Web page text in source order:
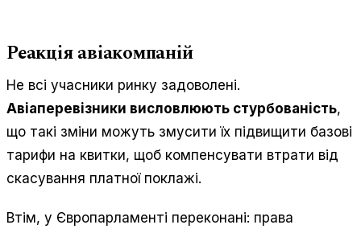
Реакція авіакомпаній
Не всі учасники ринку задоволені.
Авіаперевізники висловлюють стурбованість,
що такі зміни можуть змусити їх підвищити базові
тарифи на квитки, щоб компенсувати втрати від
скасування платної поклажі.
Втім, у Європарламенті переконані: права